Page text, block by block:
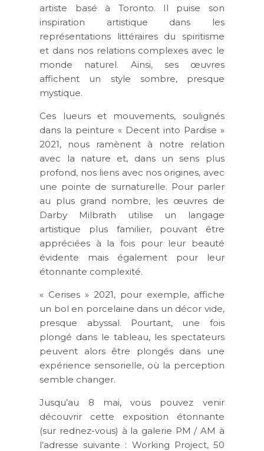
artiste basé à Toronto. Il puise son
inspiration artistique dans les
représentations littéraires du spiritisme
et dans nos relations complexes avec le
monde naturel. Ainsi, ses œuvres
affichent un style sombre, presque
mystique.
Ces lueurs et mouvements, soulignés
dans la peinture « Decent into Pardise »
2021, nous ramènent à notre relation
avec la nature et, dans un sens plus
profond, nos liens avec nos origines, avec
une pointe de surnaturelle. Pour parler
au plus grand nombre, les œuvres de
Darby Milbrath utilise un langage
artistique plus familier, pouvant être
appréciées à la fois pour leur beauté
évidente mais également pour leur
étonnante complexité.
« Cerises » 2021, pour exemple, affiche
un bol en porcelaine dans un décor vide,
presque abyssal. Pourtant, une fois
plongé dans le tableau, les spectateurs
peuvent alors être plongés dans une
expérience sensorielle, où la perception
semble changer.
Jusqu’au 8 mai, vous pouvez venir
découvrir cette exposition étonnante
(sur rednez-vous) à la galerie PM / AM à
l’adresse suivante : Working Project, 50